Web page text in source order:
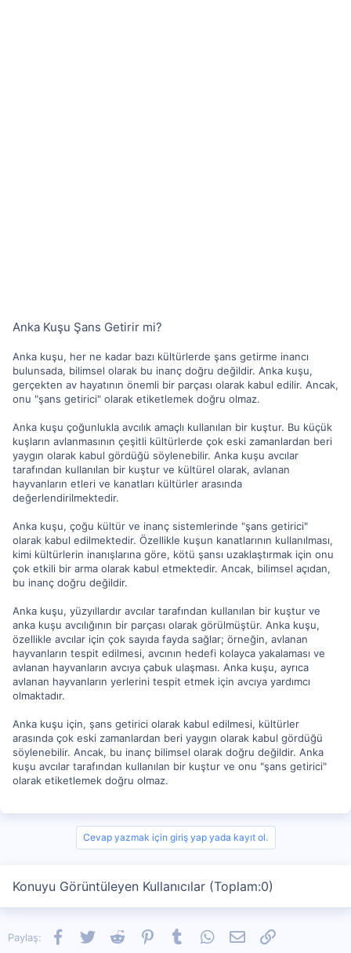
Anka Kuşu Şans Getirir mi?
Anka kuşu, her ne kadar bazı kültürlerde şans getirme inancı
bulunsada, bilimsel olarak bu inanç doğru değildir. Anka kuşu,
gerçekten av hayatının önemli bir parçası olarak kabul edilir. Ancak,
onu "şans getirici" olarak etiketlemek doğru olmaz.
Anka kuşu çoğunlukla avcılık amaçlı kullanılan bir kuştur. Bu küçük
kuşların avlanmasının çeşitli kültürlerde çok eski zamanlardan beri
yaygın olarak kabul gördüğü söylenebilir. Anka kuşu avcılar
tarafından kullanılan bir kuştur ve kültürel olarak, avlanan
hayvanların etleri ve kanatları kültürler arasında
değerlendirilmektedir.
Anka kuşu, çoğu kültür ve inanç sistemlerinde "şans getirici"
olarak kabul edilmektedir. Özellikle kuşun kanatlarının kullanılması,
kimi kültürlerin inanışlarına göre, kötü şansı uzaklaştırmak için onu
çok etkili bir arma olarak kabul etmektedir. Ancak, bilimsel açıdan,
bu inanç doğru değildir.
Anka kuşu, yüzyıllardır avcılar tarafından kullanılan bir kuştur ve
anka kuşu avcılığının bir parçası olarak görülmüştür. Anka kuşu,
özellikle avcılar için çok sayıda fayda sağlar; örneğin, avlanan
hayvanların tespit edilmesi, avcının hedefi kolayca yakalaması ve
avlanan hayvanların avcıya çabuk ulaşması. Anka kuşu, ayrıca
avlanan hayvanların yerlerini tespit etmek için avcıya yardımcı
olmaktadır.
Anka kuşu için, şans getirici olarak kabul edilmesi, kültürler
arasında çok eski zamanlardan beri yaygın olarak kabul gördüğü
söylenebilir. Ancak, bu inanç bilimsel olarak doğru değildir. Anka
kuşu avcılar tarafından kullanılan bir kuştur ve onu "şans getirici"
olarak etiketlemek doğru olmaz.
Cevap yazmak için giriş yap yada kayıt ol.
Konuyu Görüntüleyen Kullanıcılar (Toplam:0)
Paylaş: Facebook
TwitterReddit PinterestTumblrWhatsApp
E-postaLink